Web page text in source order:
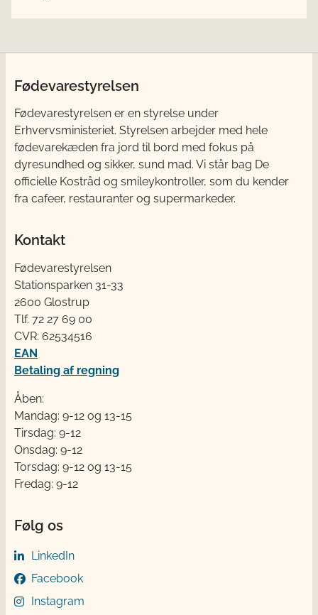
Fødevarestyrelsen
Fødevarestyrelsen er en styrelse under
Erhvervsministeriet. Styrelsen arbejder med hele
fødevarekæden fra jord til bord med fokus på
dyresundhed og sikker, sund mad. Vi står bag De
officielle Kostråd og smileykontroller, som du kender
fra cafeer, restauranter og supermarkeder.
Kontakt
Fødevarestyrelsen
Stationsparken 31-33
2600 Glostrup
Tlf. 72 2​​​7 69 00
CVR: 62534516
EAN
Betaling af regning
Åben:
Mandag: 9-12 og 13-15
Tirsdag: 9-12
Onsdag: 9-12
Torsdag: 9-12 og 13-15
Fredag: 9-12
Følg os
LinkedIn
Facebook
Instagram